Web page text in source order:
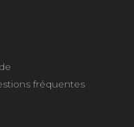
fréquentes